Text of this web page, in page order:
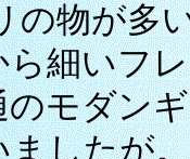
の物が多
ら細いフ
のモダン
ましたが